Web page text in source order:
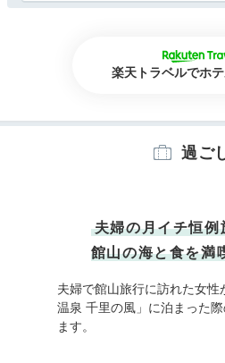
楽天トラベルでホ
過ご
夫婦の月イチ恒例
館山の海と食を満
夫婦で館山旅行に訪れた女性
温泉 千里の風」に泊まった
ます。